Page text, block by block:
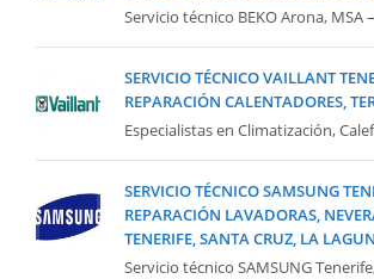
Servicio técnico BEKO Arona, MSA
SERVICIO TÉCNICO VAILLANT
REPARACIÓN CALENTADORES,
Especialistas en Climatización,
SERVICIO TÉCNICO SAMSUNG
REPARACIÓN LAVADORAS,
TENERIFE, SANTA CRUZ, LA
Servicio técnico SAMSUNG